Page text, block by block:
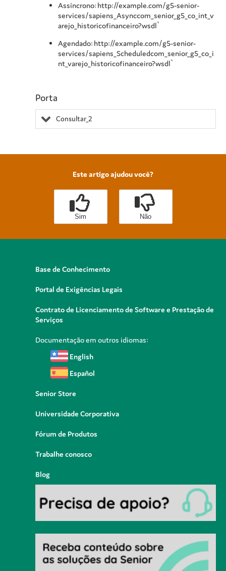
Assíncrono: http://example.com/g5-senior-
services/sapiens_Asynccom_senior_g5_co_int_v
arejo_historicofinanceiro?wsdl`
Agendado: http://example.com/g5-senior-
services/sapiens_Scheduledcom_senior_g5_co_i
nt_varejo_historicofinanceiro?wsdl`
Porta
Consultar_2
Este artigo ajudou você?
Sim Não
Base de Conhecimento
Portal de Exigências Legais
Contrato de Licenciamento de Software e Prestação de
Serviços
Documentação em outros idiomas:
English
Español
Senior Store
Universidade Corporativa
Fórum de Produtos
Trabalhe conosco
Blog